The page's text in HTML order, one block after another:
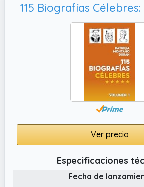
Ver precio
Especificaciones
Fecha de